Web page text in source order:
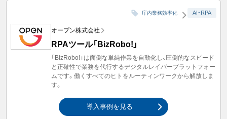
庁内業務効率化 AI・RPA
オープン株式会社
RPAツール「BizRobo!」
「BizRobo!」は面倒な単純作業を自動化し、圧倒的なスピード
と正確性で業務を代行するデジタルレイバープラットフォー
ムです。働くすべてのヒトをルーティンワークから解放しま
す。
導入事例を見る